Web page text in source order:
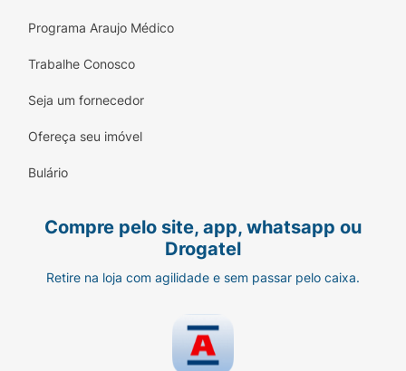
Programa Araujo Médico
Trabalhe Conosco
Seja um fornecedor
Ofereça seu imóvel
Bulário
Compre pelo site, app, whatsapp ou
Drogatel
Retire na loja com agilidade e sem passar pelo caixa.